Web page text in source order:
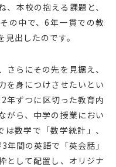
本校の抱える課題と、
の中で、6年一貫での教
出したのです。
らにその先を見据え、
を身につけさせたいとい
年ずつに区切った教育内
がら、中学の授業におい
数学で「数学統計」、
間の英語で「英会話」
として配置し、オリジナ